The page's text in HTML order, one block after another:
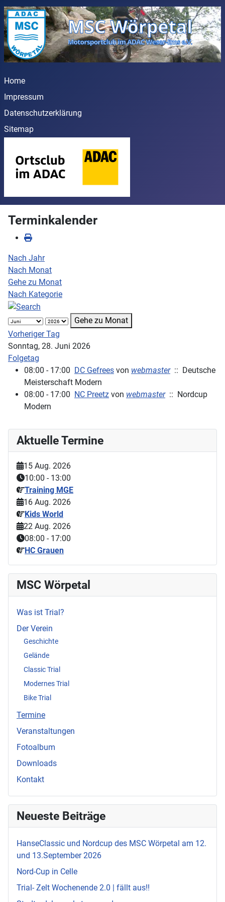
Home
Impressum
Datenschutzerklärung
Sitemap
Terminkalender
Nach Jahr
Nach Monat
Gehe zu Monat
Nach Kategorie
Gehe zu Monat
Vorheriger Tag
Sonntag, 28. Juni 2026
Folgetag
08:00 - 17:00 DC Gefrees von webmaster:: Deutsche
Meisterschaft Modern
08:00 - 17:00 NC Preetz von webmaster:: Nordcup
Modern
Aktuelle Termine
15 Aug. 2026
10:00 - 13:00
Training MGE
16 Aug. 2026
Kids World
22 Aug. 2026
08:00 - 17:00
HC Grauen
MSC Wörpetal
Was ist Trial?
Der Verein
Geschichte
Gelände
Classic Trial
Modernes Trial
Bike Trial
Termine
Veranstaltungen
Fotoalbum
Downloads
Kontakt
Neueste Beiträge
HanseClassic und Nordcup des MSC Wörpetal am 12.
und 13.September 2026
Nord-Cup in Celle
Trial- Zelt Wochenende 2.0 | fällt aus!!